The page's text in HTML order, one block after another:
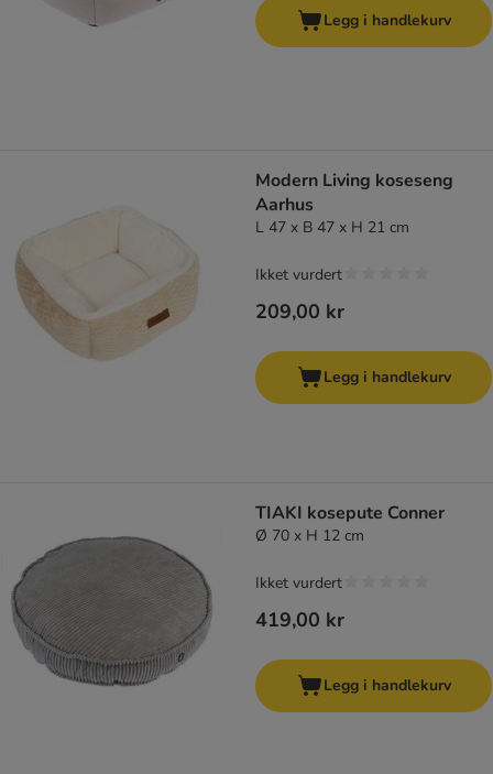
Legg i handlekurv
Modern Living koseseng
Aarhus
L 47 x B 47 x H 21 cm
209,00 kr
Ikket vurdert
Legg i handlekurv
TIAKI kosepute Conner
Ø 70 x H 12 cm
419,00 kr
Ikket vurdert
Legg i handlekurv